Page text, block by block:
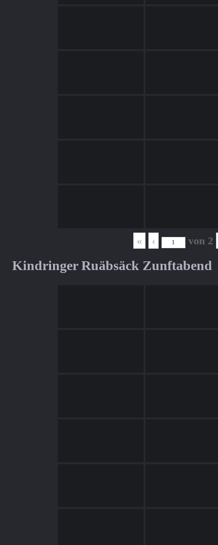
« ‹ von 2
Kindringer Ruäbsäck Zunftabend